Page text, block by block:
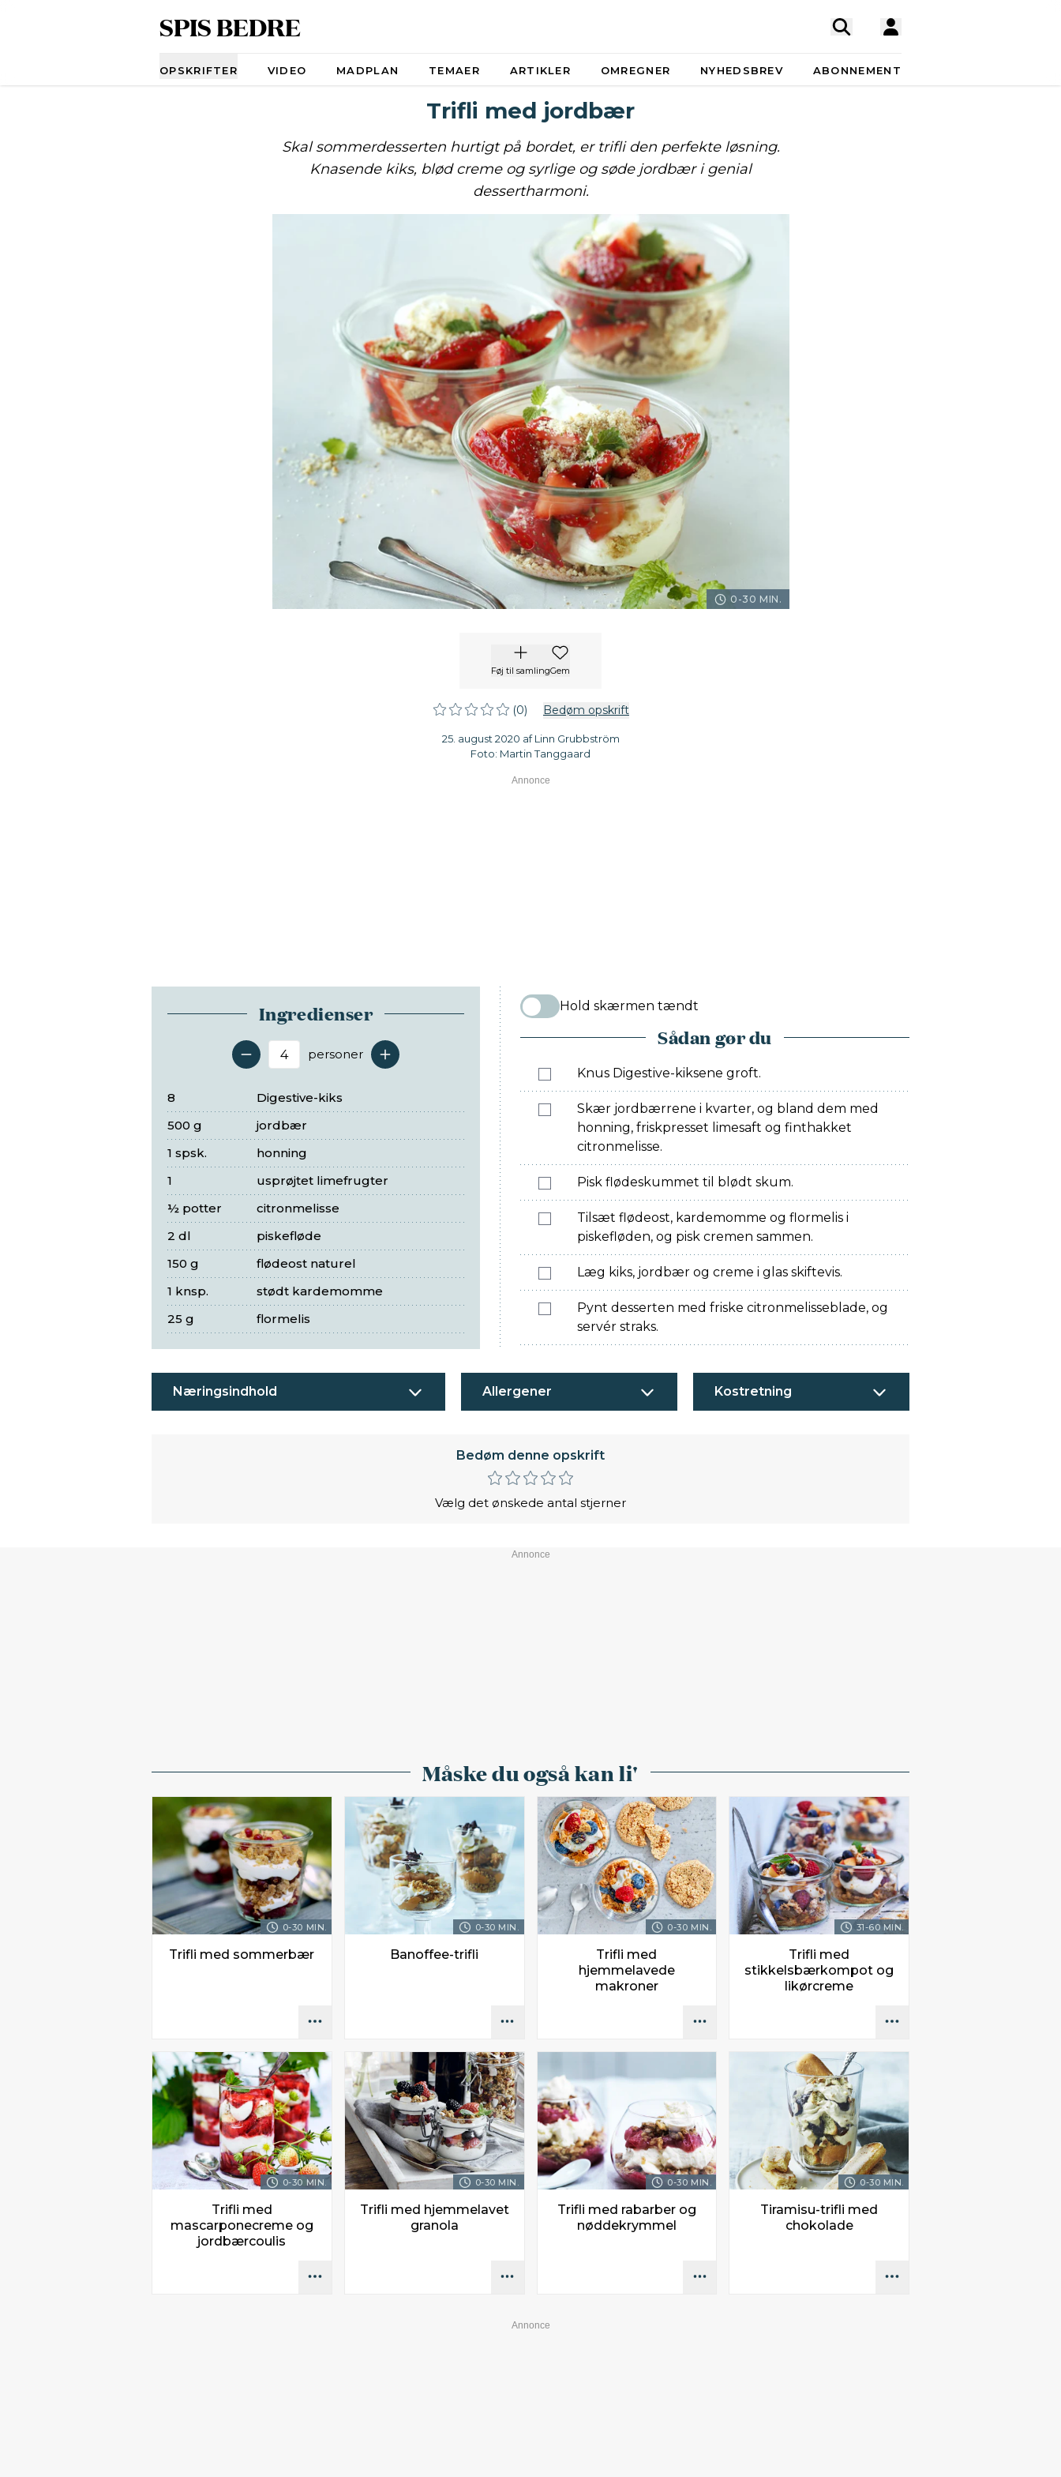
SPIS BEDRE
OPSKRIFTER VIDEO MADPLAN TEMAER ARTIKLER OMREGNER NYHEDSBREV ABONNEMENT
Trifli med jordbær
Skal sommerdesserten hurtigt på bordet, er trifli den perfekte løsning.
Knasende kiks, blød creme og syrlige og søde jordbær i genial
dessertharmoni.
0-30 MIN.
Føj til samlingGem
(0) Bedøm opskrift
25. august 2020 af Linn Grubbström
Foto: Martin Tanggaard
Ingredienser
Antal serveringer
personer
Digestive-kiks
8
jordbær
500 g
honning
1 spsk.
usprøjtet limefrugter
1
citronmelisse
½ potter
piskefløde
2 dl
flødeost naturel
150 g
stødt kardemomme
1 knsp.
flormelis
25 g
Hold skærmen tændt
Sådan gør du
Knus Digestive-kiksene groft.
Skær jordbærrene i kvarter, og bland dem med
honning, friskpresset limesaft og finthakket
citronmelisse.
Pisk flødeskummet til blødt skum.
Tilsæt flødeost, kardemomme og flormelis i
piskefløden, og pisk cremen sammen.
Læg kiks, jordbær og creme i glas skiftevis.
Pynt desserten med friske citronmelisseblade, og
servér straks.
Næringsindhold Allergener Kostretning
Bedøm denne opskrift
Vælg det ønskede antal stjerner
Måske du også kan li'
0-30 MIN.
Trifli med sommerbær
0-30 MIN.
Banoffee-trifli
0-30 MIN.
Trifli med
hjemmelavede
makroner
31-60 MIN.
Trifli med
stikkelsbærkompot og
likørcreme
0-30 MIN.
Trifli med
mascarponecreme og
jordbærcoulis
0-30 MIN.
Trifli med hjemmelavet
granola
0-30 MIN.
Trifli med rabarber og
nøddekrymmel
0-30 MIN.
Tiramisu-trifli med
chokolade